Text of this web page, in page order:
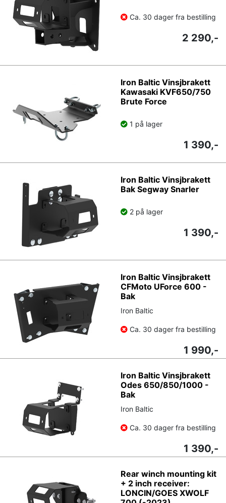
Ca. 30 dager fra bestilling
2 290,-
Iron Baltic Vinsjbrakett
Kawasaki KVF650/750
Brute Force
1 på lager
1 390,-
Iron Baltic Vinsjbrakett
Bak Segway Snarler
2 på lager
1 390,-
Iron Baltic Vinsjbrakett
CFMoto UForce 600 -
Bak
Iron Baltic
Ca. 30 dager fra bestilling
1 990,-
Iron Baltic Vinsjbrakett
Odes 650/850/1000 -
Bak
Iron Baltic
Ca. 30 dager fra bestilling
1 390,-
Rear winch mounting kit
+ 2 inch receiver:
LONCIN/GOES XWOLF